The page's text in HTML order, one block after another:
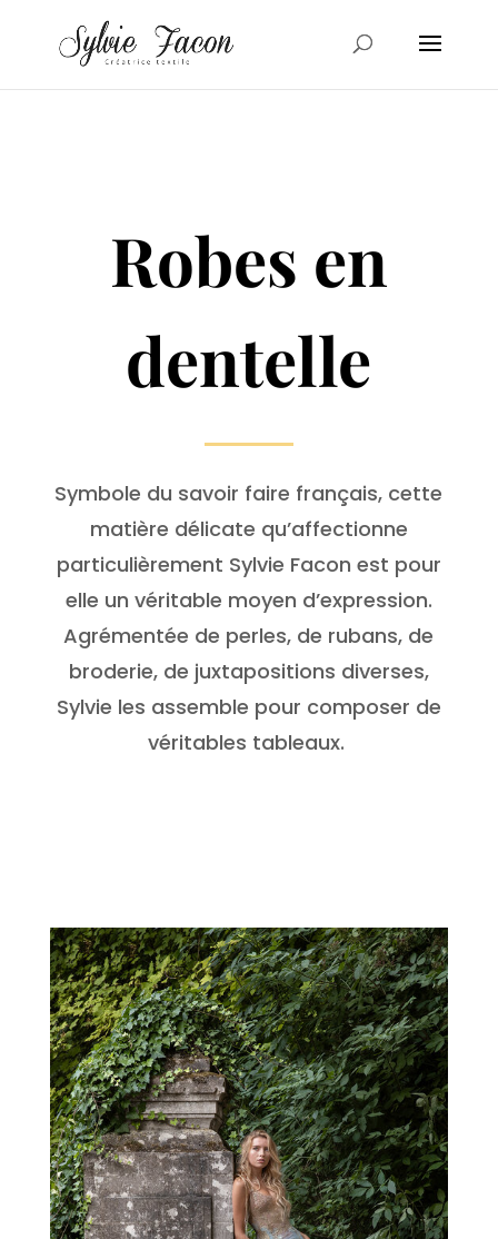
Robes en
dentelle
Symbole du savoir faire français, cette
matière délicate qu’affectionne
particulièrement Sylvie Facon est pour
elle un véritable moyen d’expression.
Agrémentée de perles, de rubans, de
broderie, de juxtapositions diverses,
Sylvie les assemble pour composer de
véritables tableaux.